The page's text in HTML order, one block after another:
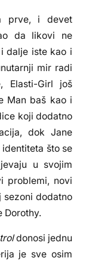
prve, i devet
da likovi ne
dalje iste kao i
mir radi
Elasti-Girl još
Man baš kao i
koji dodatno
dok Jane
što se
u svojim
problemi, novi
sezoni dodatno
Dorothy.
donosi jednu
je sve osim